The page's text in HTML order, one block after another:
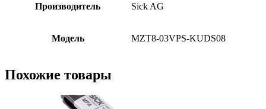
Производитель Sick AG
Модель MZT8-03VPS-KUDS08
Похожие товары